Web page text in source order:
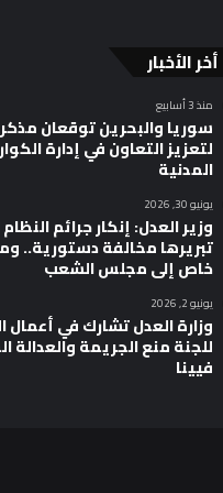
أخر الأخبار
منذ 3 أسابيع
سوريا والبحرين توقعان
لتعزيز التعاون في إدارة
المدنية
يونيو 30, 2026
وزير العدل: إنكار جرائم النظام
تبريرها مخالفة دستورية..
خاص إلى مجلس الشعب
يونيو 2, 2026
للجنة منع الجريمة والعدالة
فيينا